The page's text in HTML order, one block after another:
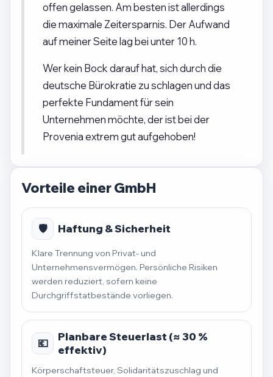
offen gelassen. Am besten ist allerdings
die maximale Zeitersparnis. Der Aufwand
auf meiner Seite lag bei unter 10 h.
Wer kein Bock darauf hat, sich durch die
deutsche Bürokratie zu schlagen und das
perfekte Fundament für sein
Unternehmen möchte, der ist bei der
Provenia extrem gut aufgehoben!
Vorteile einer GmbH
🛡️ Haftung & Sicherheit
Klare Trennung von Privat- und
Unternehmensvermögen. Persönliche Risiken
werden reduziert, sofern keine
Durchgriffstatbestände vorliegen.
💶
Planbare Steuerlast (≈ 30 %
effektiv)
Körperschaftsteuer, Solidaritätszuschlag und